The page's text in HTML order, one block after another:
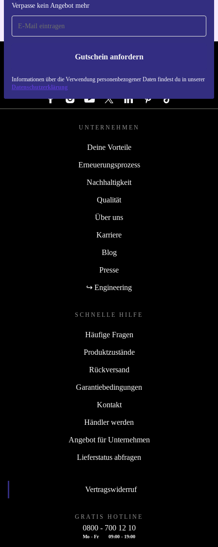
Verpasse kein Angebot mehr
Gutschein anfordern
Informationen über die Verwendung personenbezogener Daten findest du in unserer
Datenschutzerklärung
REFURBED DEUTSCHLAND - RETHINK NEW.
FOLGE UNS
UNTERNEHMEN
Deine Vorteile
Erneuerungsprozess
Nachhaltigkeit
Qualität
Über uns
Karriere
Blog
Presse
↪ Engineering
SCHNELLE HILFE
Häufige Fragen
Produktzustände
Rückversand
Garantiebedingungen
Kontakt
Händler werden
Angebot für Unternehmen
Lieferstatus abfragen
Vertragswiderruf
GRATIS HOTLINE
0800 - 700 12 10
Mo - Fr 09:00 - 19:00